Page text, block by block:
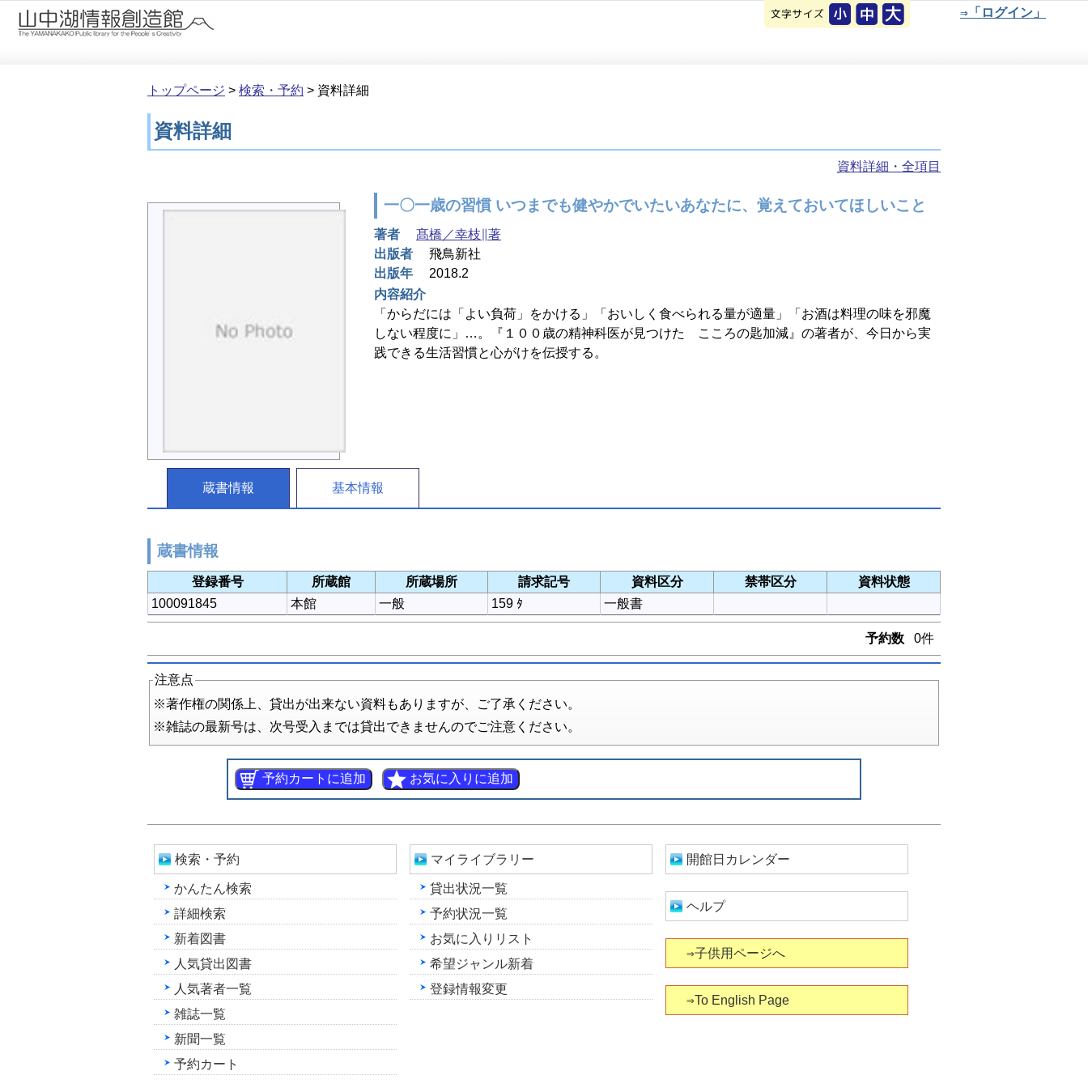
本文へ移動 ⇒「ログイン」
トップページ > 検索・予約 > 資料詳細
資料詳細
資料詳細・全項目
一〇一歳の習慣 いつまでも健やかでいたいあなたに、覚えておいてほしいこと
著者
髙橋／幸枝∥著
出版者
飛鳥新社
出版年
2018.2
内容紹介
「からだには「よい負荷」をかける」「おいしく食べられる量が適量」「お酒は料理の味を邪魔
しない程度に」…。『１００歳の精神科医が見つけた こころの匙加減』の著者が、今日から実
践できる生活習慣と心がけを伝授する。
蔵書情報 基本情報
蔵書情報
登録番号 所蔵館 所蔵場所 請求記号 資料区分 禁帯区分
資料状態
100091845
本館 一般 159 ﾀ 一般書
予約数 0件
注意点
※著作権の関係上、貸出が出来ない資料もありますが、ご了承ください。
※雑誌の最新号は、次号受入までは貸出できませんのでご注意ください。
検索・予約
かんたん検索
詳細検索
新着図書
人気貸出図書
人気著者一覧
雑誌一覧
新聞一覧
予約カート
マイライブラリー
貸出状況一覧
予約状況一覧
お気に入りリスト
希望ジャンル新着
登録情報変更
開館日カレンダー
ヘルプ
⇒子供用ページへ
⇒To English Page